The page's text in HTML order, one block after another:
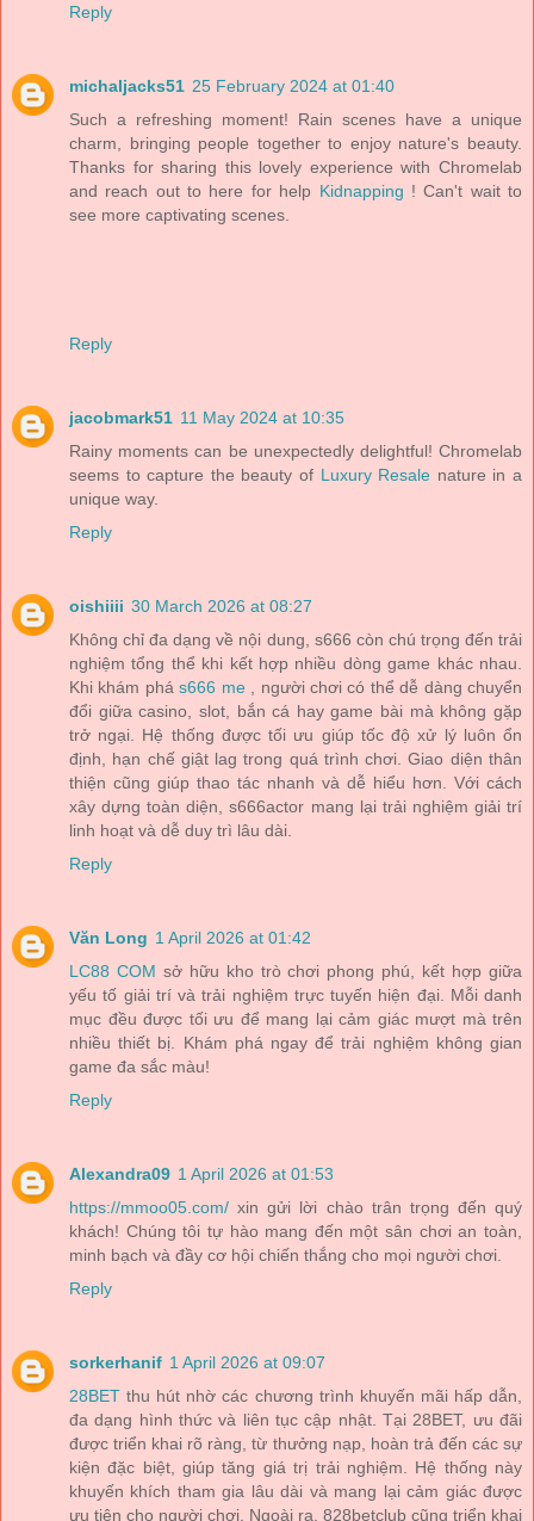
Reply
michaljacks51 25 February 2024 at 01:40
Such a refreshing moment! Rain scenes have a unique
charm, bringing people together to enjoy nature's beauty.
Thanks for sharing this lovely experience with Chromelab
and reach out to here for help Kidnapping ! Can't wait to
see more captivating scenes.
Reply
jacobmark51 11 May 2024 at 10:35
Rainy moments can be unexpectedly delightful! Chromelab
seems to capture the beauty of Luxury Resale nature in a
unique way.
Reply
oishiiii 30 March 2026 at 08:27
Không chỉ đa dạng về nội dung, s666 còn chú trọng đến trải
nghiệm tổng thể khi kết hợp nhiều dòng game khác nhau.
Khi khám phás666 me, người chơi có thể dễ dàng chuyển
đổi giữa casino, slot, bắn cá hay game bài mà không gặp
trở ngại. Hệ thống được tối ưu giúp tốc độ xử lý luôn ổn
định, hạn chế giật lag trong quá trình chơi. Giao diện thân
thiện cũng giúp thao tác nhanh và dễ hiểu hơn. Với cách
xây dựng toàn diện, s666actor mang lại trải nghiệm giải trí
linh hoạt và dễ duy trì lâu dài.
Reply
Văn Long 1 April 2026 at 01:42
LC88 COM sở hữu kho trò chơi phong phú, kết hợp giữa
yếu tố giải trí và trải nghiệm trực tuyến hiện đại. Mỗi danh
mục đều được tối ưu để mang lại cảm giác mượt mà trên
nhiều thiết bị. Khám phá ngay để trải nghiệm không gian
game đa sắc màu!
Reply
Alexandra09 1 April 2026 at 01:53
https://mmoo05.com/ xin gửi lời chào trân trọng đến quý
khách! Chúng tôi tự hào mang đến một sân chơi an toàn,
minh bạch và đầy cơ hội chiến thắng cho mọi người chơi.
Reply
sorkerhanif 1 April 2026 at 09:07
28BET thu hút nhờ các chương trình khuyến mãi hấp dẫn,
đa dạng hình thức và liên tục cập nhật. Tại 28BET, ưu đãi
được triển khai rõ ràng, từ thưởng nạp, hoàn trả đến các sự
kiện đặc biệt, giúp tăng giá trị trải nghiệm. Hệ thống này
khuyến khích tham gia lâu dài và mang lại cảm giác được
ưu tiên cho người chơi. Ngoài ra, 828betclub cũng triển khai